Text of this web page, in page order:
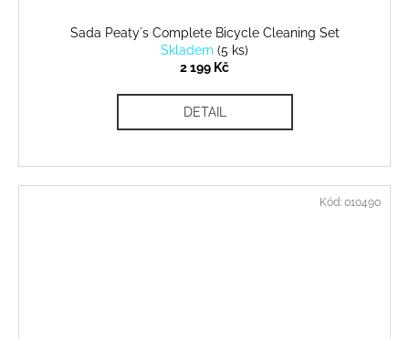
Sada Peaty´s Complete Bicycle Cleaning Set
Skladem (5 ks)
2 199 Kč
DETAIL
Kód: 010490